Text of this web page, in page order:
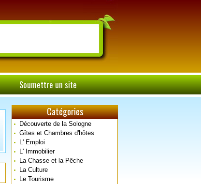
Soumettre un site
Catégories
Découverte de la Sologne
Gîtes et Chambres d'hôtes
L' Emploi
L' Immobilier
La Chasse et la Pêche
La Culture
Le Tourisme